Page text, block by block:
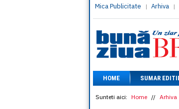
Mica Publicitate | Arhiva |
HOME SUMAR
Sunteti aici: Home // Arhiva